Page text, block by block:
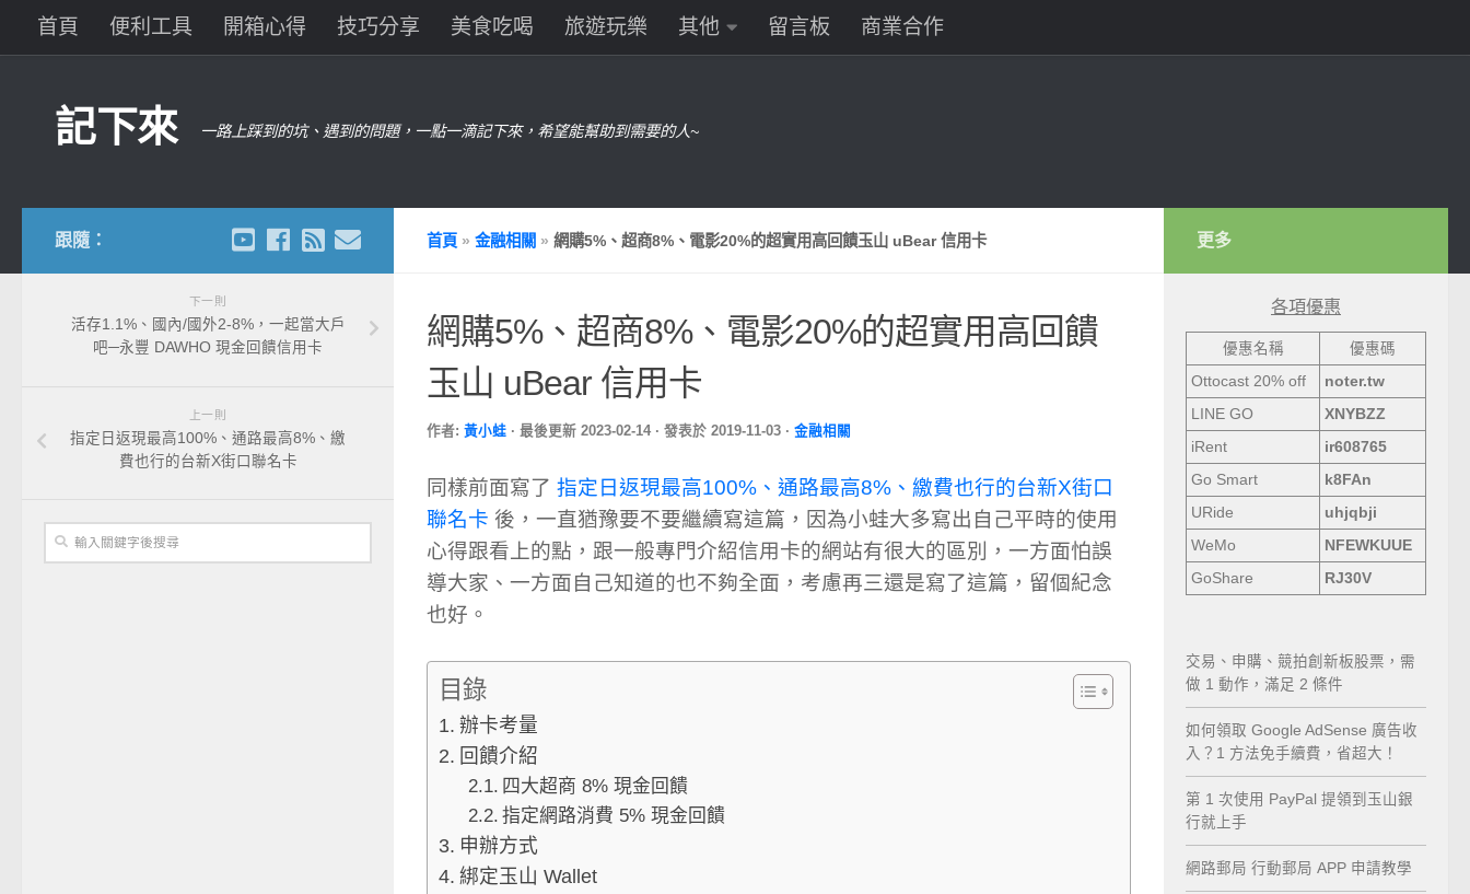
首頁 便利工具 開箱心得 技巧分享 美食吃喝 旅遊玩樂 其他 留言板 商業合作
記下來 一路上踩到的坑、遇到的問題，一點一滴記下來，希望能幫助到需要的人~
首頁 » 金融相關 » 網購5%、超商8%、電影20%的超實用高回饋玉山 uBear 信用卡
網購5%、超商8%、電影20%的超實用高回饋
玉山 uBear 信用卡
作者: 黃小蛙 · 最後更新 2023-02-14 · 發表於 2019-11-03 · 金融相關
同樣前面寫了 指定日返現最高100%、通路最高8%、繳費也行的台新X街口
聯名卡 後，一直猶豫要不要繼續寫這篇，因為小蛙大多寫出自己平時的使用
心得跟看上的點，跟一般專門介紹信用卡的網站有很大的區別，一方面怕誤
導大家、一方面自己知道的也不夠全面，考慮再三還是寫了這篇，留個紀念
也好。
目錄
辦卡考量
回饋介紹
四大超商 8% 現金回饋
指定網路消費 5% 現金回饋
申辦方式
綁定玉山 Wallet
跟隨：
下一則
活存1.1%、國內/國外2-8%，一起當大戶
吧─永豐 DAWHO 現金回饋信用卡
上一則
指定日返現最高100%、通路最高8%、繳
費也行的台新X街口聯名卡
更多
各項優惠
優惠名稱
優惠碼
Ottocast 20% off
noter.tw
LINE GO
XNYBZZ
iRent
ir608765
Go Smart
k8FAn
URide
uhjqbji
WeMo
NFEWKUUE
GoShare
RJ30V
交易、申購、競拍創新板股票，需
做 1 動作，滿足 2 條件
如何領取 Google AdSense 廣告收
入？1 方法免手續費，省超大！
第 1 次使用 PayPal 提領到玉山銀
行就上手
網路郵局 行動郵局 APP 申請教學